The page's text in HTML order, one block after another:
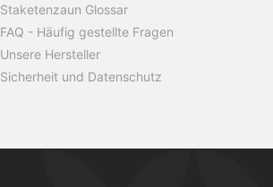
Staketenzaun Glossar
FAQ - Häufig gestellte Fragen
Unsere Hersteller
Sicherheit und Datenschutz